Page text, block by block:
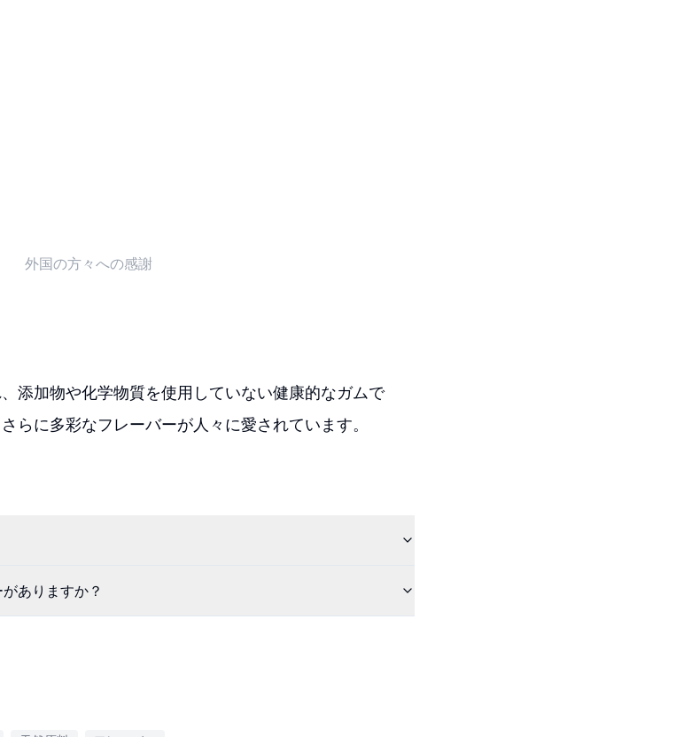
外国の方々への感謝
添加物や化学物質を使用していない健康的なガムで
らに多彩なフレーバーが人々に愛されています。
ありますか？